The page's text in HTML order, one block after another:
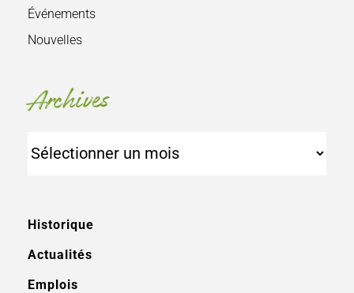
Événements
Nouvelles
Archives
Historique
Actualités
Emplois